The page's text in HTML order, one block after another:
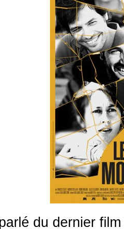
du dernier